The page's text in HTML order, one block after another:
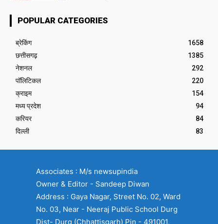
POPULAR CATEGORIES
ब्रेकिंग
1658
छत्तीसगढ़
1385
नेशनल
292
पॉलिटिकल
220
क्राइम
154
मध्य प्रदेश
94
करियर
84
दिल्ली
83
Associates : M/s newsupindia
Owner & Editor - Sandeep Diwan
Address : Gaya Nagar, Street No. 02, Ward
No. 03, Near - Neeraj Public School Durg
Dist- Durg (Chhattisgarh) Pin - 491001,